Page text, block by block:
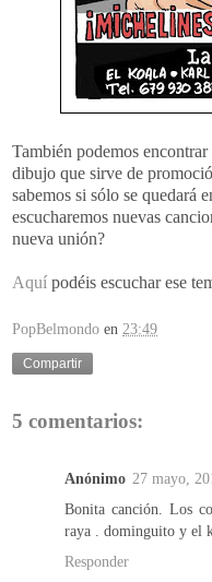
También podemos
dibujo que sirve de
sabemos si sólo se quedará
escucharemos nuevas
nueva unión?
Aquí podéis escuchar ese
PopBelmondo en 23:49
Compartir
5 comentarios:
Anónimo 27 mayo,
Bonita canción. Los
raya . dominguito y el
Responder